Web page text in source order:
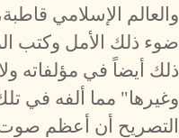
والعالم الإسلامي
ضوء ذلك الأمل وكتب
ذلك أيضاً في مؤلفاته
وغيرها" مما ألفه في
التصريح أن أعظم